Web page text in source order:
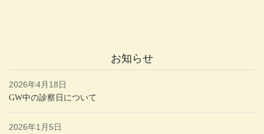
お知らせ
2026年4月18日
GW中の診察日について
2026年1月5日